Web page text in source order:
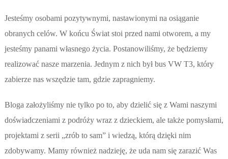
Jesteśmy osobami pozytywnymi, nastawionymi na osiąganie
obranych celów. W końcu Świat stoi przed nami otworem, a my
jesteśmy panami własnego życia. Postanowiliśmy, że będziemy
realizować nasze marzenia. Jednym z nich był bus VW T3, który
zabierze nas wszędzie tam, gdzie zapragniemy.
Bloga założyliśmy nie tylko po to, aby dzielić się z Wami naszymi
doświadczeniami z podróży wraz z dzieckiem, ale także pomysłami,
projektami z serii „zrób to sam” i wiedzą, którą dzięki nim
zdobywamy. Mamy również nadzieję, że uda nam się zarazić Was